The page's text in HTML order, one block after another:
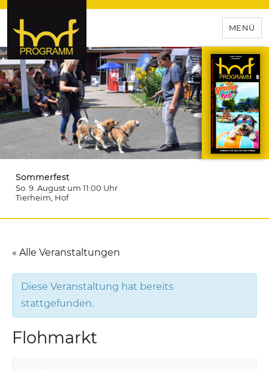
hof-programm – das
Veranstaltungsportal für
Hochfranken
MENÜ
Sommerfest
So. 9. August um 11:00 Uhr
Tierheim , Hof
« Alle Veranstaltungen
Diese Veranstaltung hat bereits
stattgefunden.
Flohmarkt